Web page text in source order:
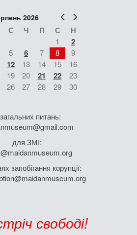
Попер
2026
С Ч П С Н
1 2
5 6 7 8
9
12 13 14 15
16
19 20 21 22
23
26 27 28 29
30
загальних питань:
для ЗМІ:
запобігання корупції:
свободі!